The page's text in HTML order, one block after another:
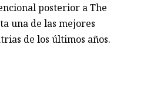
posterior a The
una de las mejores
de los últimos años.